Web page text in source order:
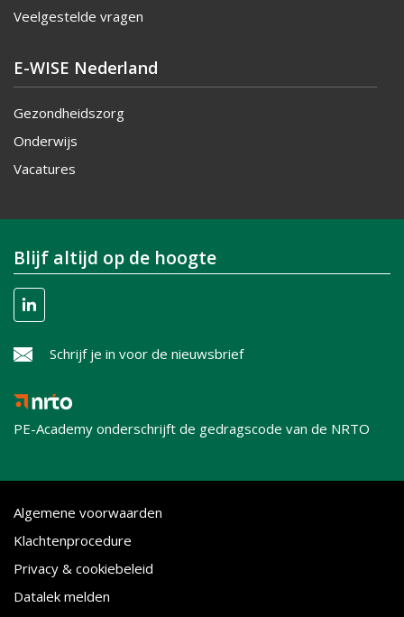
Veelgestelde vragen
E-WISE Nederland
Gezondheidszorg
Onderwijs
Vacatures
Blijf altijd op de hoogte
Schrijf je in voor de nieuwsbrief
PE-Academy onderschrijft de gedragscode van de NRTO
Algemene voorwaarden
Klachtenprocedure
Privacy & cookiebeleid
Datalek melden